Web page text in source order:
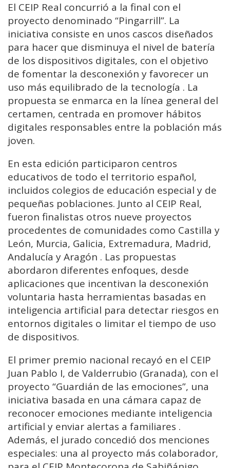
El CEIP Real concurrió a la final con el
proyecto denominado “Pingarrill”. La
iniciativa consiste en unos cascos diseñados
para hacer que disminuya el nivel de batería
de los dispositivos digitales, con el objetivo
de fomentar la desconexión y favorecer un
uso más equilibrado de la tecnología . La
propuesta se enmarca en la línea general del
certamen, centrada en promover hábitos
digitales responsables entre la población más
joven.
En esta edición participaron centros
educativos de todo el territorio español,
incluidos colegios de educación especial y de
pequeñas poblaciones. Junto al CEIP Real,
fueron finalistas otros nueve proyectos
procedentes de comunidades como Castilla y
León, Murcia, Galicia, Extremadura, Madrid,
Andalucía y Aragón . Las propuestas
abordaron diferentes enfoques, desde
aplicaciones que incentivan la desconexión
voluntaria hasta herramientas basadas en
inteligencia artificial para detectar riesgos en
entornos digitales o limitar el tiempo de uso
de dispositivos.
El primer premio nacional recayó en el CEIP
Juan Pablo I, de Valderrubio (Granada), con el
proyecto “Guardián de las emociones”, una
iniciativa basada en una cámara capaz de
reconocer emociones mediante inteligencia
artificial y enviar alertas a familiares .
Además, el jurado concedió dos menciones
especiales: una al proyecto más colaborador,